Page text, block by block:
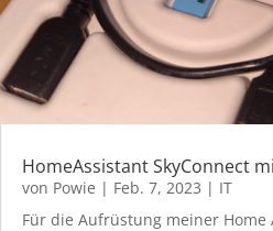
HomeAssistant SkyConnect
von Powie | Feb. 7, 2023 | IT
Für die Aufrüstung meiner